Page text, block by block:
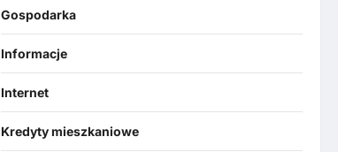
Gospodarka
Informacje
Internet
Kredyty mieszkaniowe